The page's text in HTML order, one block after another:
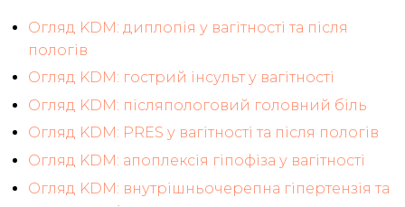
Огляд KDM: диплопія у вагітності та після
пологів
Огляд KDM: гострий інсульт у вагітності
Огляд KDM: післяпологовий головний біль
Огляд KDM: PRES у вагітності та після пологів
Огляд KDM: апоплексія гіпофіза у вагітності
Огляд KDM: внутрішньочерепна гіпертензія та